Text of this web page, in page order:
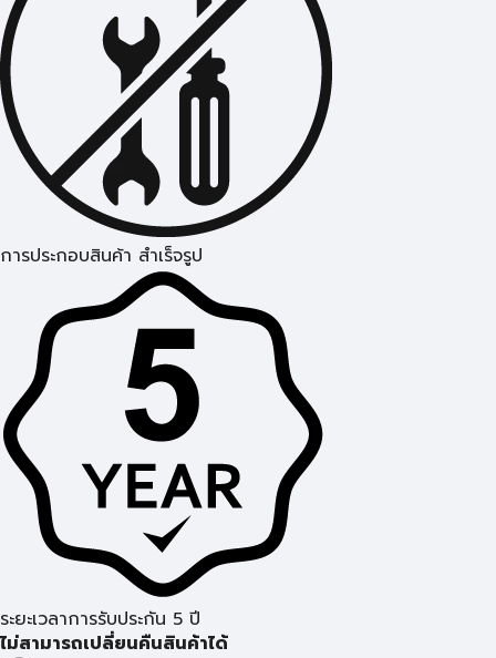
การประกอบสินค้า สำเร็จรูป
ระยะเวลาการรับประกัน 5 ปี
ไม่สามารถเปลี่ยนคืนสินค้าได้